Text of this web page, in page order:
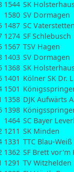
1544 SK
1580 SV Dormagen
1487 SC
1274 SF Schlebusch
1567 TSV Hagen
1403 SV Dormagen
1368 SK
1401 Kölner SK Dr.
1501
1358 DJK Aufwärts
1398
1464 SC Bayer
1211 SK Minden
1331 TTC Blau-
1362 SF Brett vor'm
1291 TV Witzhelden